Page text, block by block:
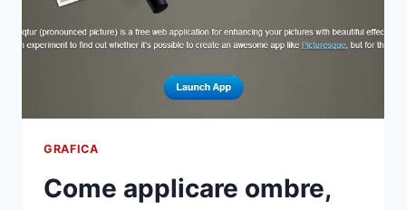
GRAFICA
Come applicare ombre,